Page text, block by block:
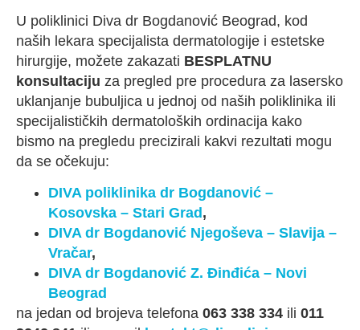
U poliklinici Diva dr Bogdanović Beograd, kod
naših lekara specijalista dermatologije i estetske
hirurgije, možete zakazati BESPLATNU
konsultaciju za pregled pre procedura za lasersko
uklanjanje bubuljica u jednoj od naših poliklinika ili
specijalističkih dermatoloških ordinacija kako
bismo na pregledu precizirali kakvi rezultati mogu
da se očekuju:
DIVA poliklinika dr Bogdanović –
Kosovska – Stari Grad ,
DIVA dr Bogdanović Njegoševa – Slavija –
Vračar,
DIVA dr Bogdanović Z. Đinđića – Novi
Beograd
na jedan od brojeva telefona 063 338 334 ili 011